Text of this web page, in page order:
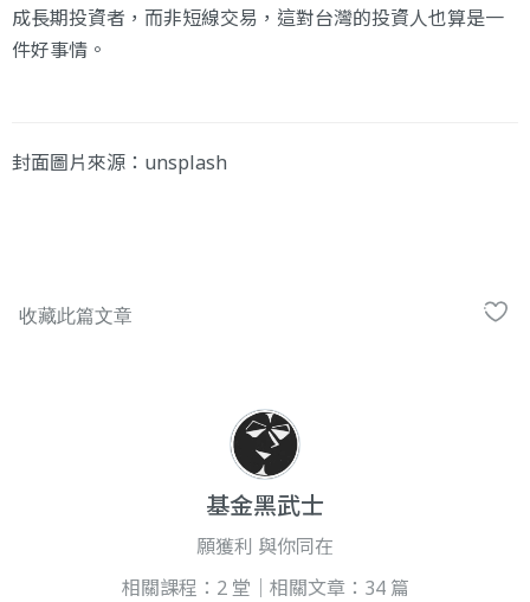
成長期投資者，而非短線交易，這對台灣的投資人也算是一
件好事情。
封面圖片來源： unsplash
基金黑武士
願獲利 與你同在
相關課程：2 堂｜相關文章：34 篇